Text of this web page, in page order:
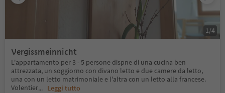
Vergissmeinnicht
L'appartamento per 3 - 5 persone dispne di una cucina ben
attrezzata, un soggiorno con divano letto e due camere da letto,
una con un letto matrimoniale e l'altra con un letto alla francese.
Volentier... Leggi tutto
1 /4